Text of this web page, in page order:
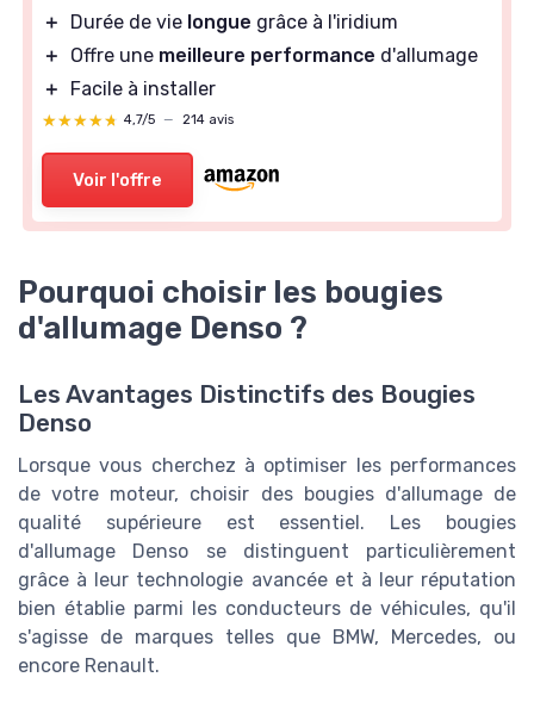
＋ Durée de vie longue grâce à l'iridium
＋
Offre une meilleure performance d'allumage
＋
Facile à installer
★★★★★
★★★★★ 4,7/5 — 214 avis
Voir l'offre
Pourquoi choisir les bougies
d'allumage Denso ?
Les Avantages Distinctifs des Bougies
Denso
Lorsque vous cherchez à optimiser les performances
de votre moteur, choisir des bougies d'allumage de
qualité supérieure est essentiel. Les bougies
d'allumage Denso se distinguent particulièrement
grâce à leur technologie avancée et à leur réputation
bien établie parmi les conducteurs de véhicules, qu'il
s'agisse de marques telles que BMW, Mercedes, ou
encore Renault.